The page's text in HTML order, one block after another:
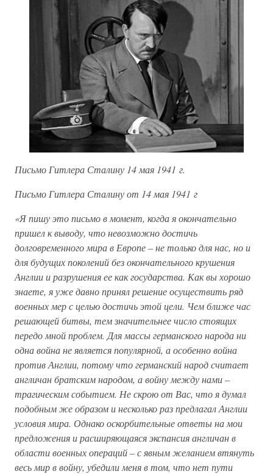
Письмо Гитлера Сталину 14 мая 1941 г.
Письмо Гитлера Сталину от 14 мая 1941 г
«Я пишу это письмо в момент, когда я окончательно
пришел к выводу, что невозможно достичь
долговременного мира в Европе – не только для нас, но и
для будущих поколений без окончательного крушения
Англии и разрушения ее как государства. Как вы хорошо
знаете, я уже давно принял решение осуществить ряд
военных мер с целью достичь этой цели. Чем ближе час
решающей битвы, тем значительнее число стоящих
передо мной проблем. Для массы германского народа ни
одна война не является популярной, а особенно война
против Англии, потому что германский народ считает
англичан братским народом, а войну между нами –
трагическим событием. Не скрою от Вас, что я думал
подобным же образом и несколько раз предлагал Англии
условия мира. Однако оскорбительные ответы на мои
предложения и расширяющаяся экспансия англичан в
области военных операций – с явным желанием втянуть
весь мир в войну, убедили меня в том, что нет пути